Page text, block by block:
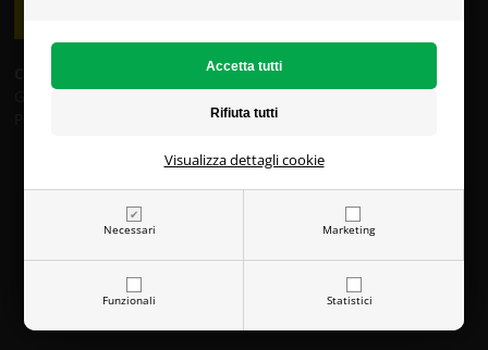
Necessari Marketing
Funzionali Statistici
Visualizza dettagli cookie